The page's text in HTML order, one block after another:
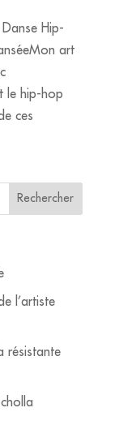
Hip-
art
le hip-hop
ces
l’artiste
résistante